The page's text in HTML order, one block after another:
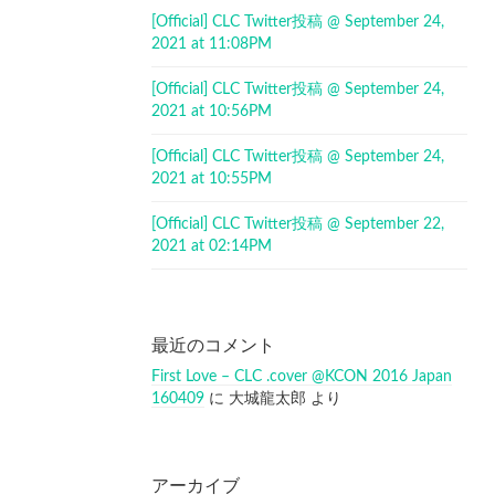
[Official] CLC Twitter投稿 @ September 24,
2021 at 11:08PM
[Official] CLC Twitter投稿 @ September 24,
2021 at 10:56PM
[Official] CLC Twitter投稿 @ September 24,
2021 at 10:55PM
[Official] CLC Twitter投稿 @ September 22,
2021 at 02:14PM
最近のコメント
First Love – CLC .cover @KCON 2016 Japan
160409 に 大城龍太郎 より
アーカイブ